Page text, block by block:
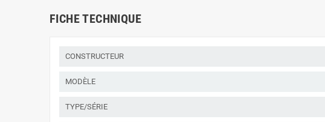
FICHE TECHNIQUE
CONSTRUCTEUR
MODÈLE
TYPE/SÉRIE